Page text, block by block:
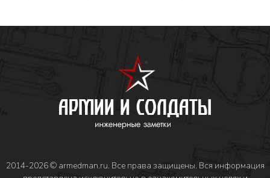
2014-2026 © armedman.ru. Все права защищены. Вся информация